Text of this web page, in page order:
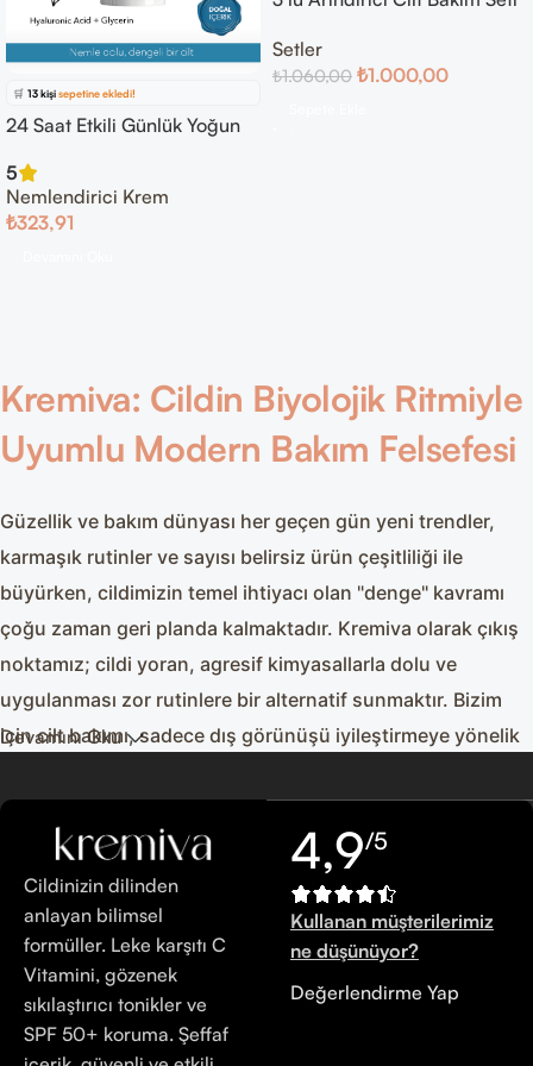
⭐️ Bu ürünü32 kişifavoriledi!
🛒 13 kişisepetine ekledi!
✅
Bugün9 adetsatıldı
24 Saat Etkili Günlük Yoğun
Kremi
5
Nemlendirici Krem
₺323,91
Glikolik Asit Serum +
Hyaluronik Asit Serum
Setler
₺1.060,00 ₺1.000,00
Kremiva: Cildin Biyolojik Ritmiyle
Uyumlu Modern Bakım Felsefesi
Güzellik ve bakım dünyası her geçen gün yeni trendler,
karmaşık rutinler ve sayısı belirsiz ürün çeşitliliği ile
büyürken, cildimizin temel ihtiyacı olan "denge" kavramı
çoğu zaman geri planda kalmaktadır. Kremiva olarak çıkış
noktamız; cildi yoran, agresif kimyasallarla dolu ve
uygulanması zor rutinlere bir alternatif sunmaktır. Bizim
için cilt bakımı, sadece dış görünüşü iyileştirmeye yönelik
saygı duyan, uzun vadeli bir sağlık yatırımıdır. Laboratuvar
ortamında geliştirdiğimiz her bir formül, doğanın sunduğu
saf bitkisel özler ile modern dermatoloji biliminin
kanıtlanmış aktif bileşenlerini bir araya getirir. Amacımız,
cildin doğal bariyer fonksiyonunu bozmadan, onu ihtiyacı
olan temel yapı taşlarıyla beslemek ve şehir hayatının,
stresin ve çevresel faktörlerin yarattığı yıpranmaya karşı
güçlü bir savunma mekanizması oluşturmaktır. Bu
Devamını Oku
Cildinizin dilinden
anlayan bilimsel
formüller. Leke karşıtı C
Vitamini, gözenek
sıkılaştırıcı tonikler ve
SPF 50+ koruma. Şeffaf
4,9/5
Kullanan müşterilerimiz
ne düşünüyor?
Değerlendirme Yap